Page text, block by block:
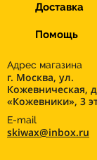
Доставка
Помощь
Адрес магазина
г. Москва, ул.
Кожевническая,
«Кожевники», 3
E-mail
skiwax@inbox.ru